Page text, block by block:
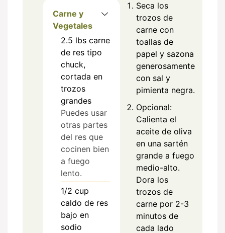
Carne y
Vegetales
2.5 lbs carne
de res tipo
chuck,
cortada en
trozos
grandes
Puedes usar
otras partes
del res que
cocinen bien
a fuego
lento.
1/2 cup
caldo de res
bajo en
sodio
Seca los
trozos de
carne con
toallas de
papel y sazona
generosamente
con sal y
pimienta negra.
Opcional:
Calienta el
aceite de oliva
en una sartén
grande a fuego
medio-alto.
Dora los
trozos de
carne por 2-3
minutos de
cada lado